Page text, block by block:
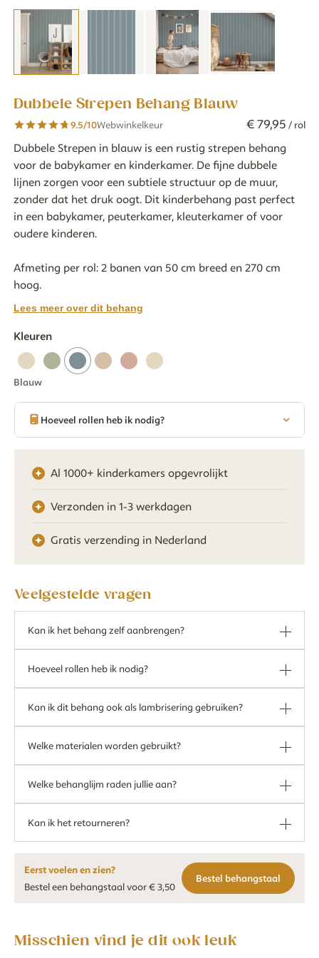
Dubbele Strepen Behang Blauw
9.5/10Webwinkelkeur €79,95 / rol
Dubbele Strepen in blauw is een rustig strepen behang
voor de babykamer en kinderkamer. De fijne dubbele
lijnen zorgen voor een subtiele structuur op de muur,
zonder dat het druk oogt. Dit kinderbehang past perfect
in een babykamer, peuterkamer, kleuterkamer of voor
oudere kinderen.
Afmeting per rol: 2 banen van 50 cm breed en 270 cm
hoog.
Lees meer over dit behang
Kleuren
Blauw
Hoeveel rollen heb ik nodig?
Al 1000+ kinderkamers opgevrolijkt
Verzonden in 1-3 werkdagen
Gratis verzending in Nederland
Veelgestelde vragen
Kan ik het behang zelf aanbrengen?
Hoeveel rollen heb ik nodig?
Kan ik dit behang ook als lambrisering gebruiken?
Welke materialen worden gebruikt?
Welke behanglijm raden jullie aan?
Kan ik het retourneren?
Eerst voelen en zien?
Bestel een behangstaal voor € 3,50
Bestel behangstaal
Misschien vind je dit ook leuk